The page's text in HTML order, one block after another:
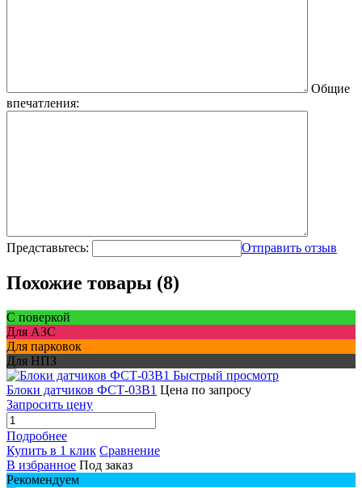
Общие
впечатления:
Представьтесь: Отправить отзыв
Похожие товары (8)
С поверкой
Для АЗС
Для парковок
Для НПЗ
Быстрый просмотр
Блоки датчиков ФСТ-03В1 Цена по запросу
Запросить цену
Подробнее
Купить в 1 клик Сравнение
В избранное Под заказ
Рекомендуем